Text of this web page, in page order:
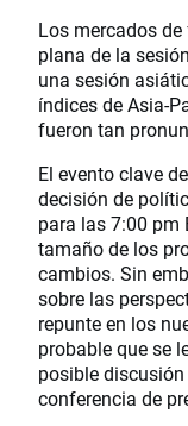
Los mercados
plana de la
una sesión
índices de Asia-
fueron tan
El evento clave
decisión de
para las 7:00 pm
tamaño de los
cambios. Sin
sobre las
repunte en los
probable que se
posible
conferencia de